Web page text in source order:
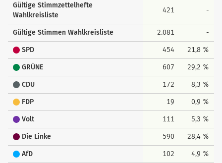
Gültige Stimmzettelhefte
Wahlkreisliste
421 -
Gültige Stimmen Wahlkreisliste 2.081 -
SPD 454 21,8 %
GRÜNE 607 29,2 %
CDU 172 8,3 %
FDP 19 0,9 %
Volt 111 5,3 %
Die Linke 590 28,4 %
AfD 102 4,9 %